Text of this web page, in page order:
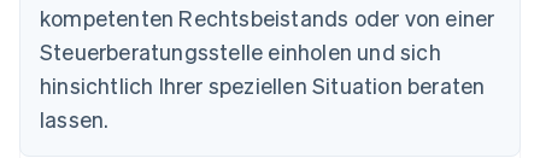
kompetenten Rechtsbeistands oder von einer
Steuerberatungsstelle einholen und sich
hinsichtlich Ihrer speziellen Situation beraten
lassen.
Estland
Festlandchina
简体中文English
Finnland
English